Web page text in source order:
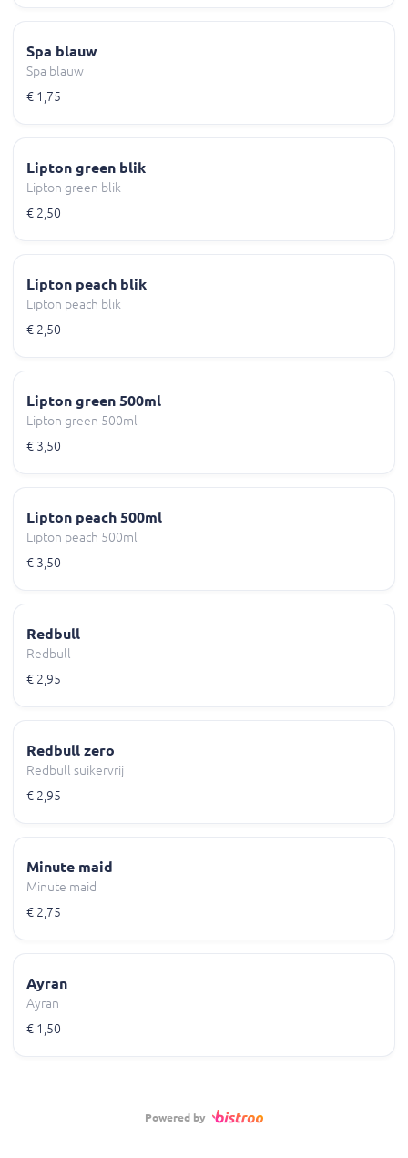
Spa blauw
Spa blauw
€ 1,75
Lipton green blik
Lipton green blik
€ 2,50
Lipton peach blik
Lipton peach blik
€ 2,50
Lipton green 500ml
Lipton green 500ml
€ 3,50
Lipton peach 500ml
Lipton peach 500ml
€ 3,50
Redbull
Redbull
€ 2,95
Redbull zero
Redbull suikervrij
€ 2,95
Minute maid
Minute maid
€ 2,75
Ayran
Ayran
€ 1,50
Powered by